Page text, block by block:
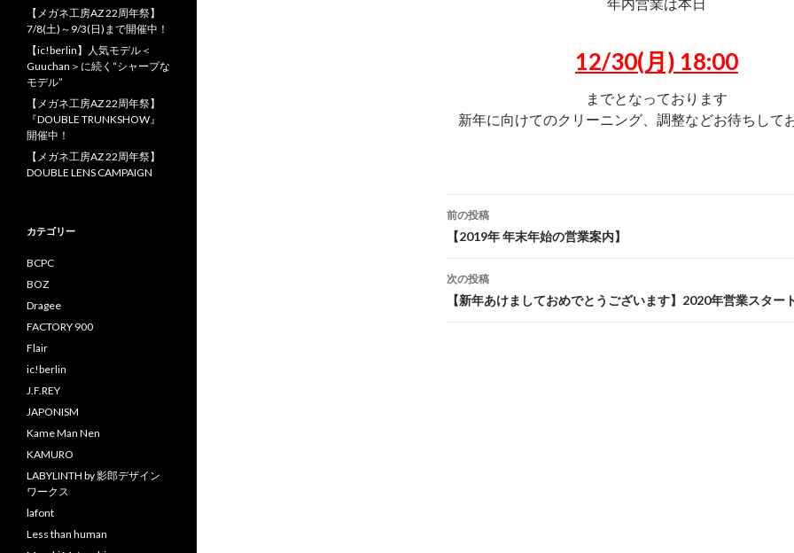
12/30(月) 18:00
までとなっております
新年に向けてのクリーニング、調整などお待ちして
投
稿
ナ
ビ
ゲ
前の投稿
【2019年 年末年始の営業案内】
次の投稿
【新年あけましておめでとうございます】2020年営業スター
【メガネ工房AZ 22周年祭】
7/8(土)～9/3(日)まで開催中！
【ic!berlin】人気モデル＜
Guuchan＞に続く“シャープな
モデル”
【メガネ工房AZ 22周年祭】
『DOUBLE TRUNKSHOW』
開催中！
【メガネ工房AZ 22周年祭】
DOUBLE LENS CAMPAIGN
カテゴリー
BCPC
BOZ
Dragee
FACTORY 900
Flair
ic!berlin
J.F.REY
JAPONISM
Kame Man Nen
KAMURO
LABYLINTH by 影郎デザイン
ワークス
lafont
Less than human